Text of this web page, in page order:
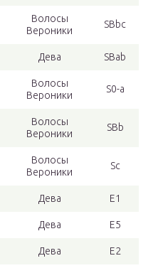
Волосы
Вероники
SBbc
Дева SBab
Волосы
Вероники
S0-a
Волосы
Вероники
SBb
Волосы
Вероники
Sc
Дева E1
Дева E5
Дева E2